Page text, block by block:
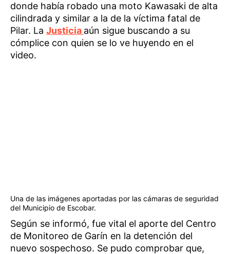
donde había robado una moto Kawasaki de alta
cilindrada y similar a la de la víctima fatal de
Pilar. La Justicia aún sigue buscando a su
cómplice con quien se lo ve huyendo en el
video.
Una de las imágenes aportadas por las cámaras de seguridad
del Municipio de Escobar.
Según se informó, fue vital el aporte del Centro
de Monitoreo de Garín en la detención del
nuevo sospechoso. Se pudo comprobar que,